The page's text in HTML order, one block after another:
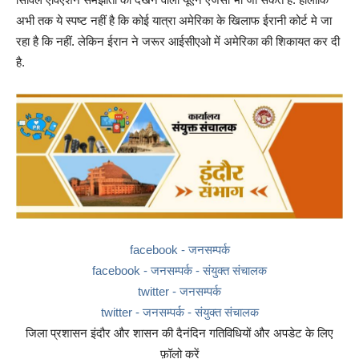
अभी तक ये स्पष्ट नहीं है कि कोई यात्रा अमेरिका के खिलाफ ईरानी कोर्ट मे जा
रहा है कि नहीं. लेकिन ईरान ने जरूर आईसीएओ में अमेरिका की शिकायत कर दी
है.
facebook - जनसम्पर्क
facebook - जनसम्पर्क - संयुक्त संचालक
twitter - जनसम्पर्क
twitter - जनसम्पर्क - संयुक्त संचालक
जिला प्रशासन इंदौर और शासन की दैनंदिन गतिविधियों और अपडेट के लिए
फ़ॉलो करें